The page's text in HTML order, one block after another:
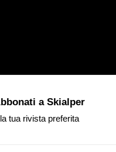
a Skialper
la tua rivista preferita